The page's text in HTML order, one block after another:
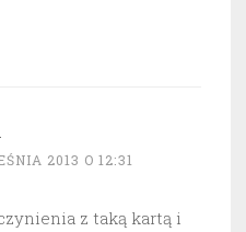
2013 O 12:31
z taką kartą i